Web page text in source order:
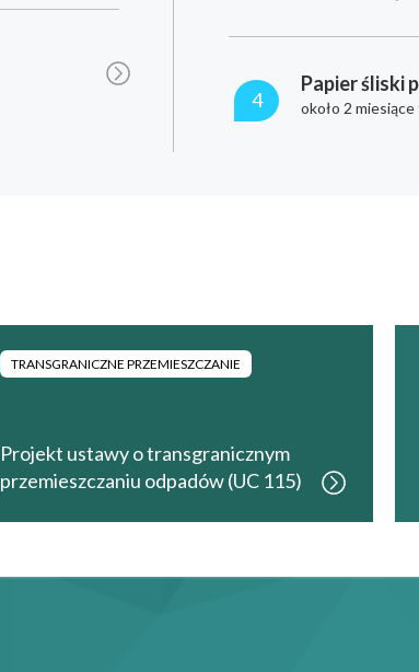
4
Papier śliski
około 2
TRANSGRANICZNE PRZEMIESZCZANIE
Projekt ustawy o transgranicznym
przemieszczaniu odpadów (UC 115)